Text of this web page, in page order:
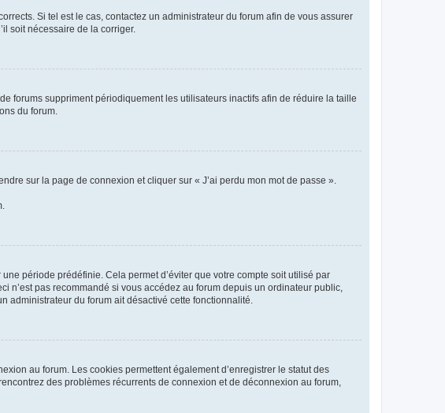
Si tel est le cas, contactez un administrateur du forum afin de vous assurer
soit nécessaire de la corriger.
forums suppriment périodiquement les utilisateurs inactifs afin de réduire la taille
du forum.
sur la page de connexion et cliquer sur « J’ai perdu mon mot de passe ».
période prédéfinie. Cela permet d’éviter que votre compte soit utilisé par
n’est pas recommandé si vous accédez au forum depuis un ordinateur public,
administrateur du forum ait désactivé cette fonctionnalité.
au forum. Les cookies permettent également d’enregistrer le statut des
des problèmes récurrents de connexion et de déconnexion au forum,